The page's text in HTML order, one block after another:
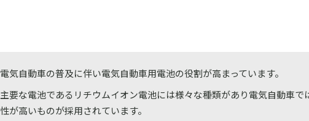
電気自動車の普及に伴い電気自動車用電池の役割が高まっています。
主要な電池であるリチウムイオン電池には様々な種類があり電気自動車で
性が高いものが採用されています。